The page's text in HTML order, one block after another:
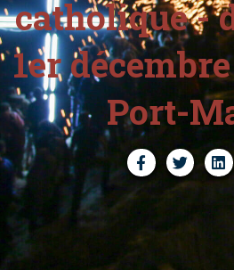
catholique -
1er
Port-